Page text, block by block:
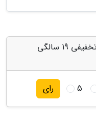
به "قیمت و کد دستوری خرید بسته تخفیفی 19 سالگی
5 رای